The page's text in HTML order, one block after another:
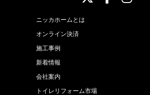
ニッカホームとは
オンライン決済
施工事例
新着情報
会社案内
トイレリフォーム市場